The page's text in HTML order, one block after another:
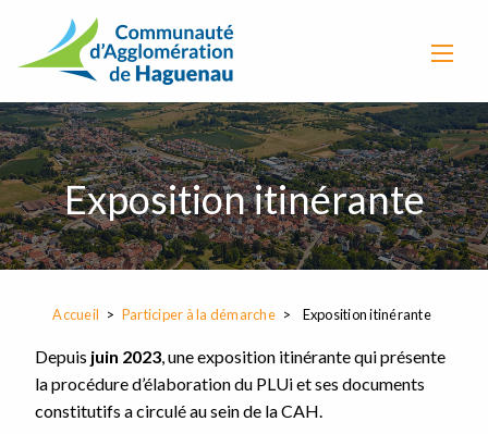
Exposition itinérante
Accueil Participer à la démarche Exposition itinérante
Depuis juin 2023, une exposition itinérante qui présente
la procédure d’élaboration du PLUi et ses documents
constitutifs a circulé au sein de la CAH.